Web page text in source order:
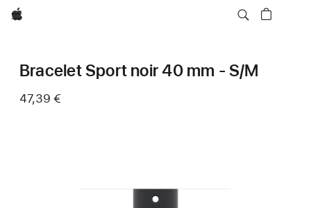
Apple
Bracelet Sport noir 40 mm - S/M
47,39 €